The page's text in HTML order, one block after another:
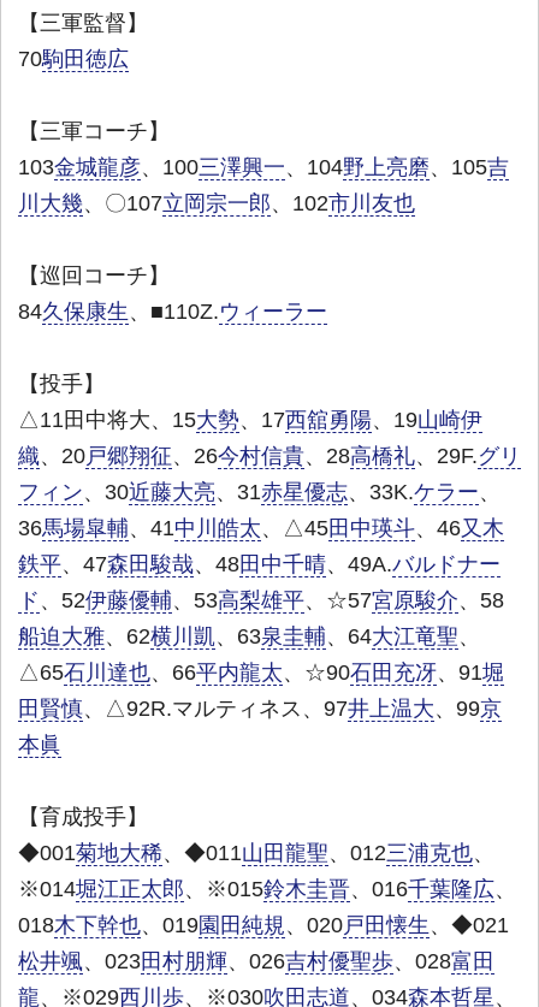
【三軍監督】
70駒田徳広
【三軍コーチ】
103金城龍彦、100三澤興一、104野上亮磨、105吉
川大幾、〇107立岡宗一郎、102市川友也
【巡回コーチ】
84久保康生 、■110Z.ウィーラー
【投手】
△11田中将大、15大勢、17西舘勇陽、19山崎伊
織、20 戸郷翔征、26今村信貴、28高橋礼、29F.グリ
フィン、30近藤大亮、31赤星優志、33K.ケラー、
36馬場皐輔、41中川皓太、△45田中瑛斗、46又木
鉄平、47森田駿哉、48田中千晴、49A.バルドナー
ド 、52伊藤優輔、53高梨雄平、☆57宮原駿介、58
船迫大雅、62横川凱、63泉圭輔、64大江竜聖、
△65石川達也、66平内龍太、☆90石田充冴、91堀
田賢慎、△92R.マルティネス、97井上温大、99京
本眞
【育成投手】
◆001菊地大稀、◆011山田龍聖、012三浦克也、
※014堀江正太郎、※015鈴木圭晋、016千葉隆広、
018木下幹也、019園田純規 、020 戸田懐生 、◆021
松井颯、023田村朋輝、026吉村優聖歩、028富田
龍、※029西川歩、※030吹田志道、034森本哲星 、